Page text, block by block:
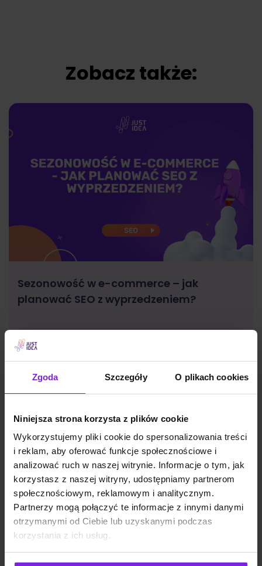
Zgoda Szczegóły O plikach cookies
Niniejsza strona korzysta z plików cookie
Wykorzystujemy pliki cookie do spersonalizowania treści
i reklam, aby oferować funkcje społecznościowe i
analizować ruch w naszej witrynie. Informacje o tym, jak
korzystasz z naszej witryny, udostępniamy partnerom
społecznościowym, reklamowym i analitycznym.
Partnerzy mogą połączyć te informacje z innymi danymi
otrzymanymi od Ciebie lub uzyskanymi podczas
korzystania z ich usług.
Zobacz także:
Sezonowość w e-commerce – jak
planować SEO z wyprzedzeniem?
SEO